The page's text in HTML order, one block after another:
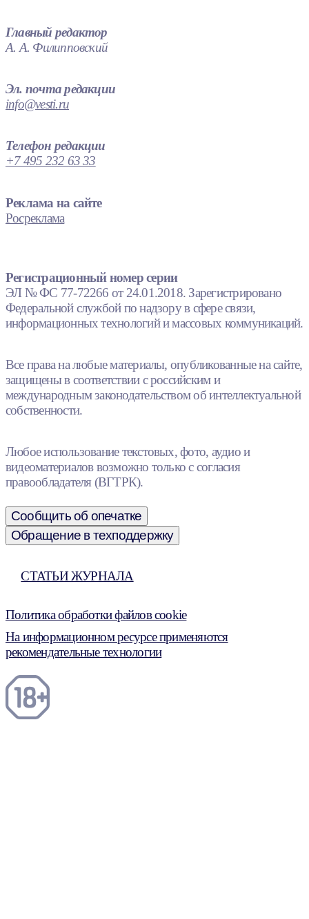
Главный редактор
А. А. Филипповский
Эл. почта редакции
info@vesti.ru
Телефон редакции
+7 495 232 63 33
Реклама на сайте
Росреклама
Регистрационный номер серии
ЭЛ № ФС 77-72266 от 24.01.2018. Зарегистрировано
Федеральной службой по надзору в сфере связи,
информационных технологий и массовых коммуникаций.
Все права на любые материалы, опубликованные на сайте,
защищены в соответствии с российским и
международным законодательством об интеллектуальной
собственности.
Любое использование текстовых, фото, аудио и
видеоматериалов возможно только с согласия
правообладателя (ВГТРК).
Сообщить об опечатке
Обращение в техподдержку
СТАТЬИ ЖУРНАЛА
Политика обработки файлов cookie
На информационном ресурсе применяются
рекомендательные технологии